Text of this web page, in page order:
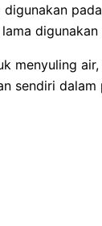
menyuling
sendiri